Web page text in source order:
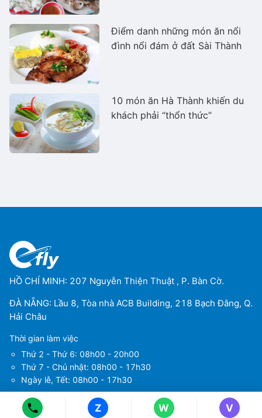
Điểm danh những món ăn nổi
đình nổi đám ở đất Sài Thành
10 món ăn Hà Thành khiến du
khách phải “thổn thức”
HỒ CHÍ MINH: 207 Nguyễn Thiện Thuật , P. Bàn Cờ.
ĐÀ NẴNG: Lầu 8, Tòa nhà ACB Building, 218 Bạch Đằng, Q.
Hải Châu
Thời gian làm việc
Thứ 2 - Thứ 6: 08h00 - 20h00
Thứ 7 - Chủ nhật: 08h00 - 17h30
Ngày lễ, Tết: 08h00 - 17h30
Z W
(+84) 70 854 1213
Ms Huỳnh
(+84) 90 295 1213
V